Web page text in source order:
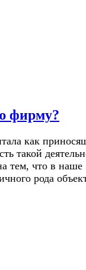
фирму?
как
такой
тем, что в наше
рода